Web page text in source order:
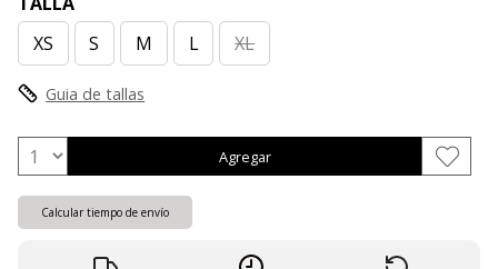
XS
S M L XL
Guia de tallas
Agregar
Calcular tiempo de envío